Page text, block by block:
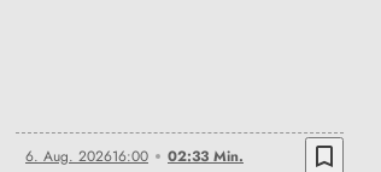
6. Aug. 202616:00 02:33 Min. bookmark_border